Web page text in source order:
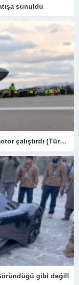
sunuldu
Milli Muharip Uçak (MMU) piste çıktı, motor çalıştırdı (Türkiye’nin yeni nesil yerli silahları) – Son Dakika Teknoloji Haberleri
gibi değil!